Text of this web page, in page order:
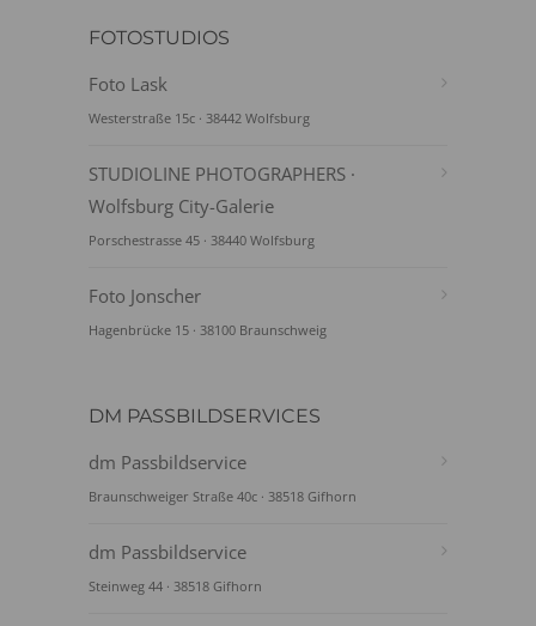
FOTOSTUDIOS
Foto Lask
Westerstraße 15c · 38442 Wolfsburg
STUDIOLINE PHOTOGRAPHERS ·
Wolfsburg City-Galerie
Porschestrasse 45 · 38440 Wolfsburg
Foto Jonscher
Hagenbrücke 15 · 38100 Braunschweig
DM PASSBILDSERVICES
dm Passbildservice
Braunschweiger Straße 40c · 38518 Gifhorn
dm Passbildservice
Steinweg 44 · 38518 Gifhorn